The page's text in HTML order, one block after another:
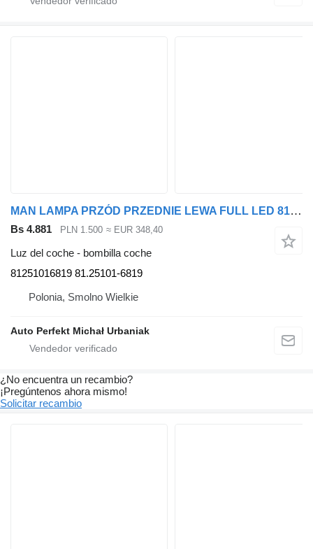
MAN LAMPA PRZÓD PRZEDNIE LEWA FULL LED 81251016819 81.25101-6819 bombilla coche para MAN TGX TGS TG3 TGL TGM cabeza tractora
Bs 4.881 PLN 1.500 ≈ EUR 348,40
Luz del coche - bombilla coche
81251016819 81.25101-6819
Polonia, Smolno Wielkie
Auto Perfekt Michał Urbaniak
¿No encuentra un recambio?
¡Pregúntenos ahora mismo!
Solicitar recambio